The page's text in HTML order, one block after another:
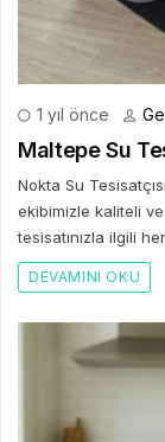
1 yıl önce
Maltepe Su
Nokta Su
ekibimizle kaliteli
tesisatınızla ilgili
DEVAMINI OKU